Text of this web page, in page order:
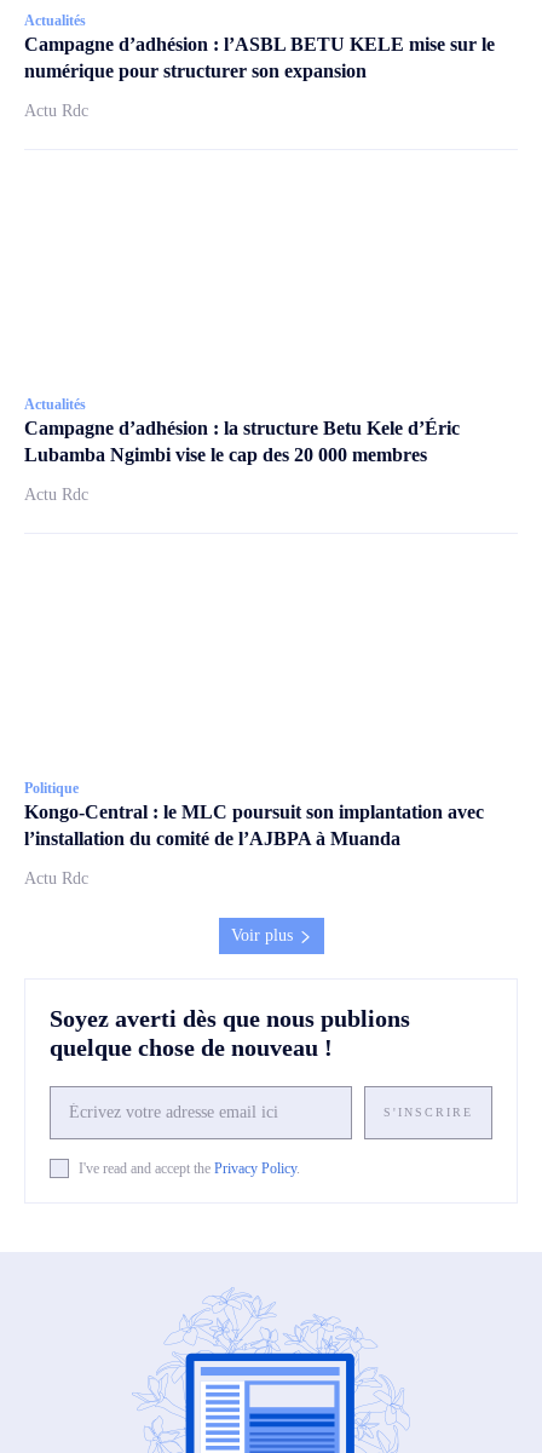
Actualités
Campagne d’adhésion : l’ASBL BETU KELE mise sur le
numérique pour structurer son expansion
Actu Rdc
Actualités
Campagne d’adhésion : la structure Betu Kele d’Éric
Lubamba Ngimbi vise le cap des 20 000 membres
Actu Rdc
Politique
Kongo-Central : le MLC poursuit son implantation avec
l’installation du comité de l’AJBPA à Muanda
Actu Rdc
Voir plus
Soyez averti dès que nous publions
quelque chose de nouveau !
S'INSCRIRE
I've read and accept the Privacy Policy.